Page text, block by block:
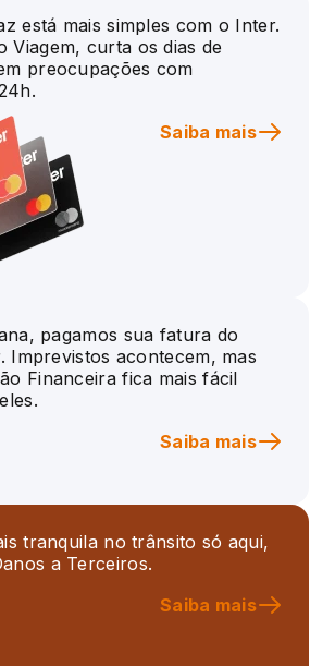
está mais simples com o Inter.
Viagem, curta os dias de
preocupações com
Saiba mais
pagamos sua fatura do
Imprevistos acontecem, mas
Financeira fica mais fácil
Saiba mais
tranquila no trânsito só aqui,
a Terceiros.
Saiba mais